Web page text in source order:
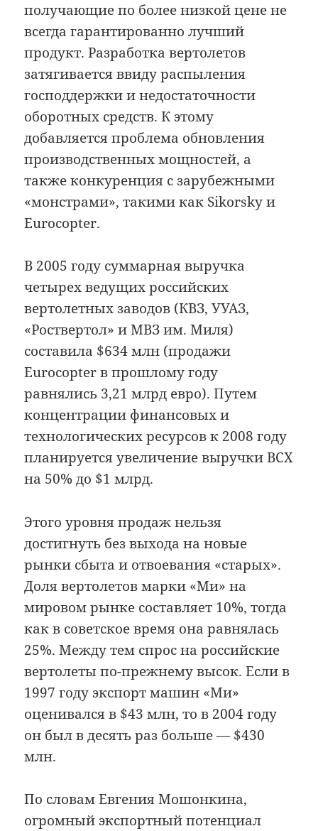
получающие по более низкой цене не
всегда гарантированно лучший
продукт. Разработка вертолетов
затягивается ввиду распыления
господдержки и недостаточности
оборотных средств. К этому
добавляется проблема обновления
производственных мощностей, а
также конкуренция с зарубежными
«монстрами», такими как Sikorsky и
Eurocopter.
В 2005 году суммарная выручка
четырех ведущих российских
вертолетных заводов (КВЗ, УУАЗ,
«Роствертол» и МВЗ им. Миля)
составила $634 млн (продажи
Eurocopter в прошлому году
равнялись 3,21 млрд евро). Путем
концентрации финансовых и
технологических ресурсов к 2008 году
планируется увеличение выручки ВСХ
на 50% до $1 млрд.
Этого уровня продаж нельзя
достигнуть без выхода на новые
рынки сбыта и отвоевания «старых».
Доля вертолетов марки «Ми» на
мировом рынке составляет 10%, тогда
как в советское время она равнялась
25%. Между тем спрос на российские
вертолеты по-прежнему высок. Если в
1997 году экспорт машин «Ми»
оценивался в $43 млн, то в 2004 году
он был в десять раз больше — $430
млн.
По словам Евгения Мошонкина,
огромный экспортный потенциал